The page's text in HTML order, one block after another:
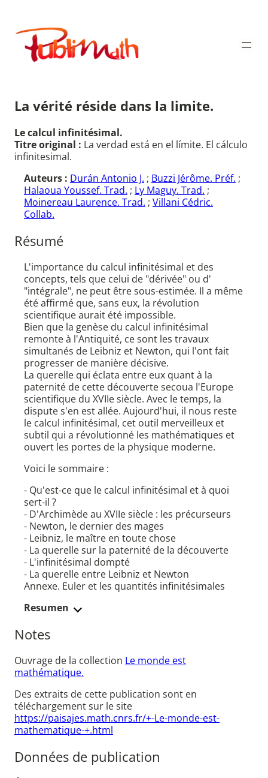
contenu
Publimath
La vérité réside dans la limite.
Le calcul infinitésimal.
Titre original : La verdad está en el límite. El cálculo
infinitesimal.
Auteurs : Durán Antonio J. ; Buzzi Jérôme. Préf. ;
Halaoua Youssef. Trad. ; Ly Maguy. Trad. ;
Moinereau Laurence. Trad. ; Villani Cédric.
Collab.
Résumé
L'importance du calcul infinitésimal et des
concepts, tels que celui de "dérivée" ou d'
"intégrale", ne peut être sous-estimée. Il a même
été affirmé que, sans eux, la révolution
scientifique aurait été impossible.
Bien que la genèse du calcul infinitésimal
remonte à l'Antiquité, ce sont les travaux
simultanés de Leibniz et Newton, qui l'ont fait
progresser de manière décisive.
La querelle qui éclata entre eux quant à la
paternité de cette découverte secoua l'Europe
scientifique du XVIIe siècle. Avec le temps, la
dispute s'en est allée. Aujourd'hui, il nous reste
le calcul infinitésimal, cet outil merveilleux et
subtil qui a révolutionné les mathématiques et
ouvert les portes de la physique moderne.
Voici le sommaire :
- Qu'est-ce que le calcul infinitésimal et à quoi
sert-il ?
- D'Archimède au XVIIe siècle : les précurseurs
- Newton, le dernier des mages
- Leibniz, le maître en toute chose
- La querelle sur la paternité de la découverte
- L'infinitésimal dompté
- La querelle entre Leibniz et Newton
Annexe. Euler et les quantités infinitésimales
Resumen
Notes
Ouvrage de la collection Le monde est
mathématique.
Des extraits de cette publication sont en
téléchargement sur le site
https://paisajes.math.cnrs.fr/+-Le-monde-est-
mathematique-+.html
Données de publication